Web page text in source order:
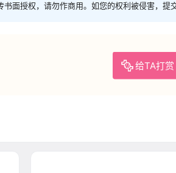
面授权，请勿作商用。如您的权利被侵害，提
给TA打赏